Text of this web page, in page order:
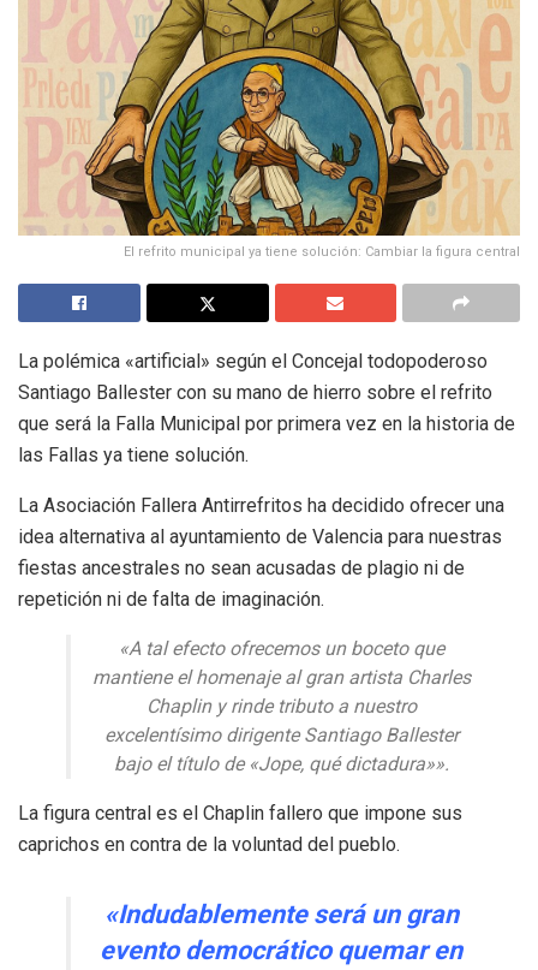
El refrito municipal ya tiene solución: Cambiar la figura central
La polémica «artificial» según el Concejal todopoderoso
Santiago Ballester con su mano de hierro sobre el refrito
que será la Falla Municipal por primera vez en la historia de
las Fallas ya tiene solución.
La Asociación Fallera Antirrefritos ha decidido ofrecer una
idea alternativa al ayuntamiento de Valencia para nuestras
fiestas ancestrales no sean acusadas de plagio ni de
repetición ni de falta de imaginación.
«A tal efecto ofrecemos un boceto que
mantiene el homenaje al gran artista Charles
Chaplin y rinde tributo a nuestro
excelentísimo dirigente Santiago Ballester
bajo el título de «Jope, qué dictadura»».
La figura central es el Chaplin fallero que impone sus
caprichos en contra de la voluntad del pueblo.
«Indudablemente será un gran
evento democrático quemar en